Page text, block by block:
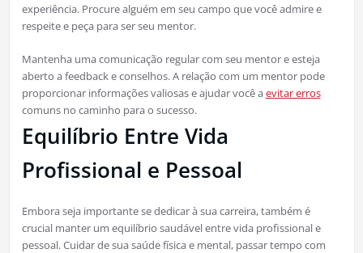
experiência. Procure alguém em seu campo que você admire e
respeite e peça para ser seu mentor.
Mantenha uma comunicação regular com seu mentor e esteja
aberto a feedback e conselhos. A relação com um mentor pode
proporcionar informações valiosas e ajudar você aevitar erros
comuns no caminho para o sucesso.
Equilíbrio Entre Vida
Profissional e Pessoal
Embora seja importante se dedicar à sua carreira, também é
crucial manter um equilíbrio saudável entre vida profissional e
pessoal. Cuidar de sua saúde física e mental, passar tempo com